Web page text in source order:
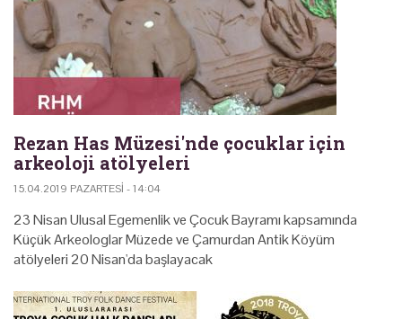
Rezan Has Müzesi'nde çocuklar için
arkeoloji atölyeleri
15.04.2019 PAZARTESI - 14:04
23 Nisan Ulusal Egemenlik ve Çocuk Bayramı kapsamında
Küçük Arkeologlar Müzede ve Çamurdan Antik Köyüm
atölyeleri 20 Nisan'da başlayacak